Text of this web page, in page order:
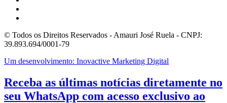
© Todos os Direitos Reservados - Amauri José Ruela - CNPJ:
39.893.694/0001-79
Um desenvolvimento: Inovactive Marketing Digital
Receba as últimas notícias diretamente no
seu WhatsApp com acesso exclusivo ao